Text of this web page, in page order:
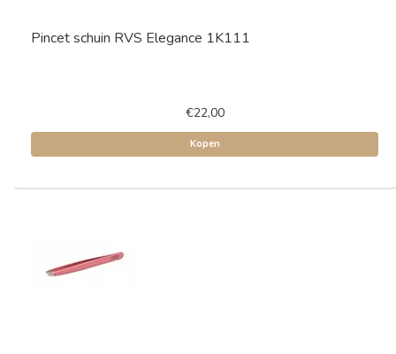
Pincet schuin RVS Elegance 1K111
€22,00
Kopen